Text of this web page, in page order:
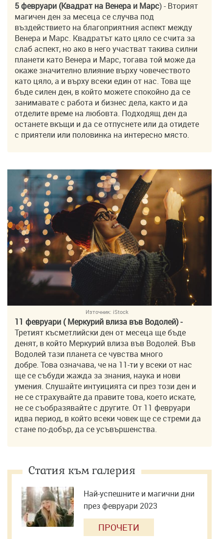
5 февруари (Квадрат на Венера и Марс) - Вторият
магичен ден за месеца се случва под
въздействието на благоприятния аспект между
Венера и Марс. Квадратът като цяло се счита за
слаб аспект, но ако в него участват такива силни
планети като Венера и Марс, тогава той може да
окаже значително влияние върху човечеството
като цяло, а и върху всеки един от нас. Това ще
бъде силен ден, в който можете спокойно да се
занимавате с работа и бизнес дела, както и да
отделите време на любовта. Подходящ ден да
останете вкъщи и да се отпуснете или да отидете
с приятели или половинка на интересно място.
Източник: iStock
11 февруари ( Меркурий влиза във Водолей) -
Третият късметлийски ден от месеца ще бъде
денят, в който Меркурий влиза във Водолей. Във
Водолей тази планета се чувства много
добре. Това означава, че на 11-ти у всеки от нас
ще се събуди жажда за знания, наука и нови
умения. Слушайте интуицията си през този ден и
не се страхувайте да правите това, което искате,
не се съобразявайте с другите. От 11 февруари
идва период, в който всеки човек ще се стреми да
стане по-добър, да се усъвършенства.
Статия към галерия
Най-успешните и магични дни
през февруари 2023
ПРОЧЕТИ